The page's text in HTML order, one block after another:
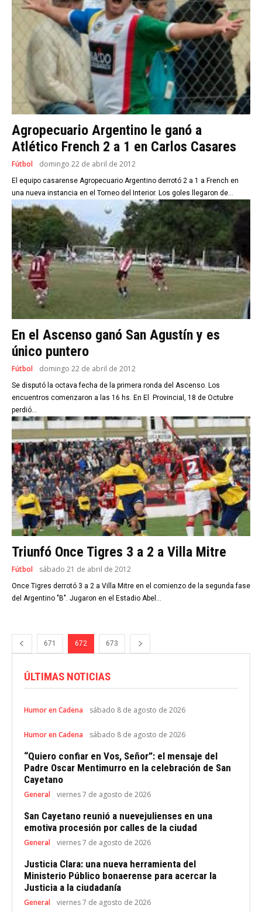
Agropecuario Argentino le ganó a
Atlético French 2 a 1 en Carlos Casares
Fútbol domingo 22 de abril de 2012
El equipo casarense Agropecuario Argentino derrotó 2 a 1 a French en
una nueva instancia en el Torneo del Interior. Los goles llegaron de...
En el Ascenso ganó San Agustín y es
único puntero
Fútbol domingo 22 de abril de 2012
Se disputó la octava fecha de la primera ronda del Ascenso. Los
encuentros comenzaron a las 16 hs. En El Provincial, 18 de Octubre
perdió...
Triunfó Once Tigres 3 a 2 a Villa Mitre
Fútbol sábado 21 de abril de 2012
Once Tigres derrotó 3 a 2 a Villa Mitre en el comienzo de la segunda fase
del Argentino "B". Jugaron en el Estadio Abel...
671 672 673
ÚLTIMAS NOTICIAS
Humor en Cadena sábado 8 de agosto de 2026
Humor en Cadena sábado 8 de agosto de 2026
“Quiero confiar en Vos, Señor”: el mensaje del
Padre Oscar Mentimurro en la celebración de San
Cayetano
General viernes 7 de agosto de 2026
San Cayetano reunió a nuevejulienses en una
emotiva procesión por calles de la ciudad
General viernes 7 de agosto de 2026
Justicia Clara: una nueva herramienta del
Ministerio Público bonaerense para acercar la
Justicia a la ciudadanía
General viernes 7 de agosto de 2026